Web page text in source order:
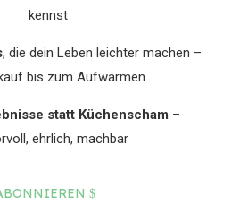
kennst
, die dein Leben leichter machen –
bis zum Aufwärmen
statt Küchenscham –
ehrlich, machbar